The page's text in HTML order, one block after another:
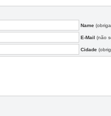
Name
E-Mail (não
Cidade